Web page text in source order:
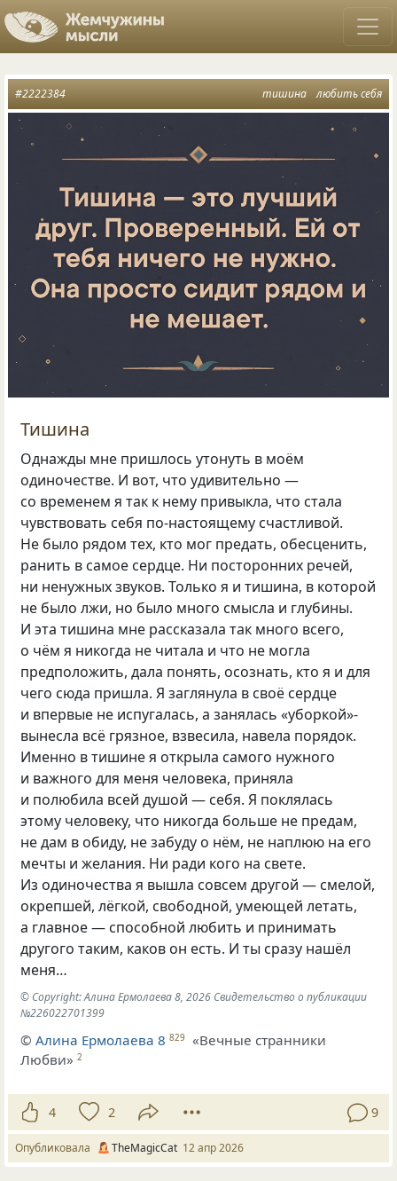
тишина любить себя
#2222384
Тишина
Однажды мне пришлось утонуть в моём
одиночестве. И вот, что удивительно —
со временем я так к нему привыкла, что стала
чувствовать себя по-настоящему счастливой.
Не было рядом тех, кто мог предать, обесценить,
ранить в самое сердце. Ни посторонних речей,
ни ненужных звуков. Только я и тишина, в которой
не было лжи, но было много смысла и глубины.
И эта тишина мне рассказала так много всего,
о чём я никогда не читала и что не могла
предположить, дала понять, осознать, кто я и для
чего сюда пришла. Я заглянула в своё сердце
и впервые не испугалась, а занялась «уборкой»-
вынесла всё грязное, взвесила, навела порядок.
Именно в тишине я открыла самого нужного
и важного для меня человека, приняла
и полюбила всей душой — себя. Я поклялась
этому человеку, что никогда больше не предам,
не дам в обиду, не забуду о нём, не наплюю на его
мечты и желания. Ни ради кого на свете.
Из одиночества я вышла совсем другой — смелой,
окрепшей, лёгкой, свободной, умеющей летать,
а главное — способной любить и принимать
другого таким, каков он есть. И ты сразу нашёл
меня…
© Copyright: Алина Ермолаева 8, 2026 Свидетельство о публикации
№226022701399
©Алина Ермолаева 8 829 «Вечные странники
Любви» 2
4 2 9
Опубликовала TheMagicCat 12 апр 2026